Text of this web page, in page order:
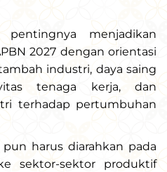
menjadikan
2027 dengan orientasi
industri, daya saing
tenaga kerja, dan
terhadap pertumbuhan
harus diarahkan pada
sektor-sektor produktif